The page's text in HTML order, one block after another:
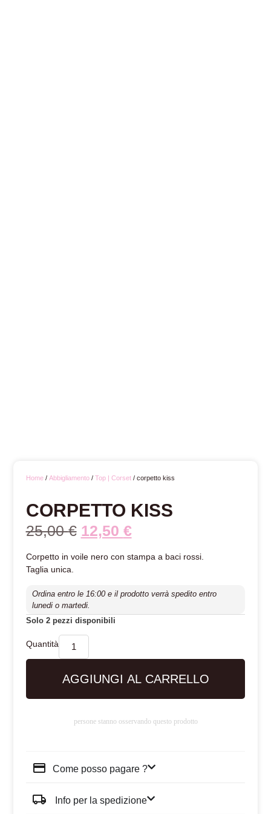
Home/ Abbigliamento/ Top | Corset/ corpetto kiss
CORPETTO KISS
25,00€ 12,50 €
Corpetto in voile nero con stampa a baci rossi.
Taglia unica.
Ordina entro le 16:00 e il prodotto verrà spedito entro
lunedi o martedi.
Solo 2 pezzi disponibili
AGGIUNGI AL CARRELLO
persone stanno osservando questo prodotto
Come posso pagare ?
Info per la spedizione